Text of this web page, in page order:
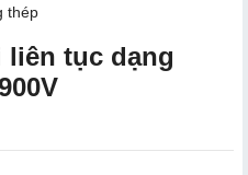
thép
liên tục dạng